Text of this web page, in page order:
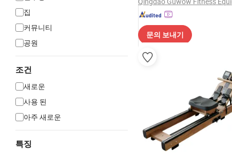
집
커뮤니티
공원
조건
새로운
사용 된
아주 새로운
특징
문의 보내기